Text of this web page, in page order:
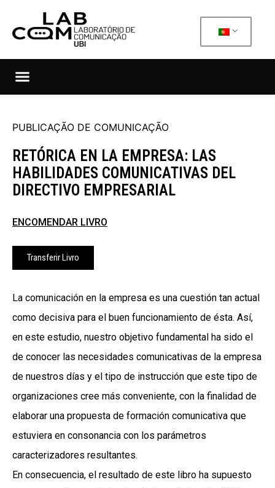
PUBLICAÇÃO DE COMUNICAÇÃO
RETÓRICA EN LA EMPRESA: LAS
HABILIDADES COMUNICATIVAS DEL
DIRECTIVO EMPRESARIAL
ENCOMENDAR LIVRO
Transferir Livro
La comunicación en la empresa es una cuestión tan actual
como decisiva para el buen funcionamiento de ésta. Así,
en este estudio, nuestro objetivo fundamental ha sido el
de conocer las necesidades comunicativas de la empresa
de nuestros días y el tipo de instrucción que este tipo de
organizaciones cree más conveniente, con la finalidad de
elaborar una propuesta de formación comunicativa que
estuviera en consonancia con los parámetros
caracterizadores resultantes.
En consecuencia, el resultado de este libro ha supuesto